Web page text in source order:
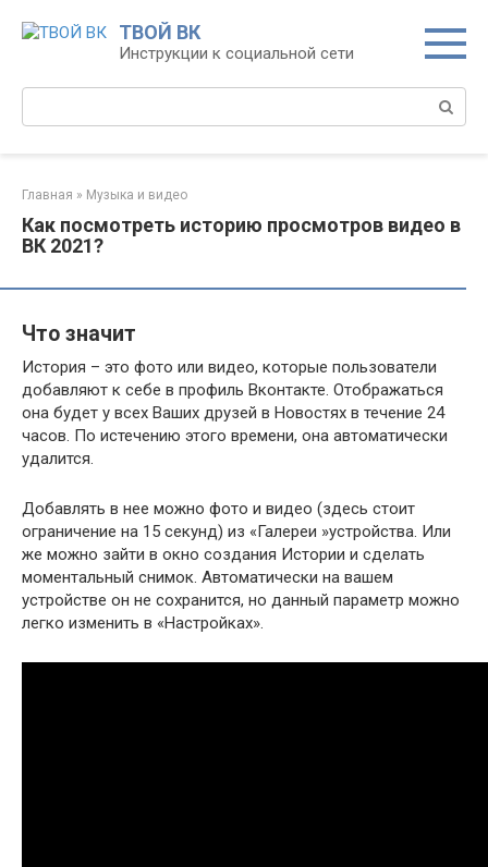
ТВОЙ ВК
Инструкции к социальной сети
Главная » Музыка и видео
Как посмотреть историю просмотров видео в
ВК 2021?
Что значит
История – это фото или видео, которые пользователи
добавляют к себе в профиль Вконтакте. Отображаться
она будет у всех Ваших друзей в Новостях в течение 24
часов. По истечению этого времени, она автоматически
удалится.
Добавлять в нее можно фото и видео (здесь стоит
ограничение на 15 секунд) из «Галереи »устройства. Или
же можно зайти в окно создания Истории и сделать
моментальный снимок. Автоматически на вашем
устройстве он не сохранится, но данный параметр можно
легко изменить в «Настройках».